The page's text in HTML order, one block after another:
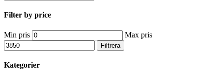
Filter by price
Min pris Max pris
Filtrera
Kategorier